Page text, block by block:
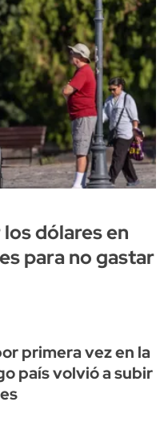
dólares en
para no gastar
primera vez en la
país volvió a subir